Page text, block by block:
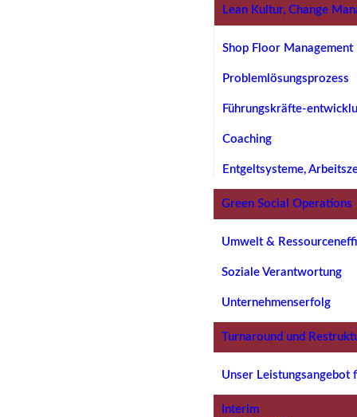
Lean Kultur, Change
Shop Floor Management
Problemlösungsprozess
Führungskräfte-
Coaching
Entgeltsysteme,
Green Social Operations
Umwelt &
Soziale Verantwortung
Unternehmenserfolg
Turnaround und
Unser Leistungsangebot
Interim